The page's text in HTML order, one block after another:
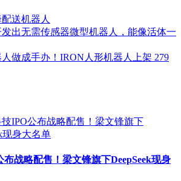
送机器人
发出无需传感器微型机器人，能像活体一
做成手办！IRON人形机器人上架 279
战略配售！梁文锋旗下DeepSeek现身